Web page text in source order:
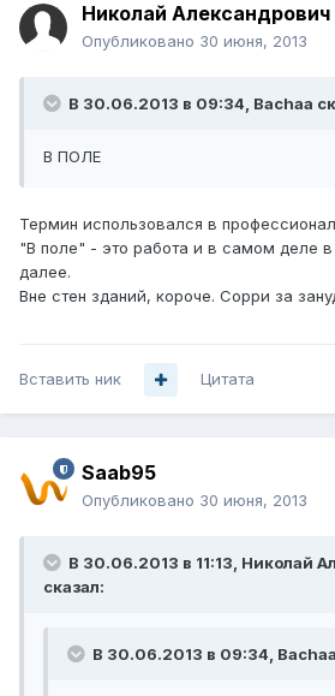
Николай Александрович
Опубликовано 30 июня, 2013
В 30.06.2013 в 09:34, Bachaa
В ПОЛЕ
Термин использовался в
"В поле" - это работа и в самом деле
далее.
Вне стен зданий, короче. Сорри за
Вставить ник Цитата
Saab95
Опубликовано 30 июня, 2013
В 30.06.2013 в 11:13, Николай
сказал:
В 30.06.2013 в 09:34,